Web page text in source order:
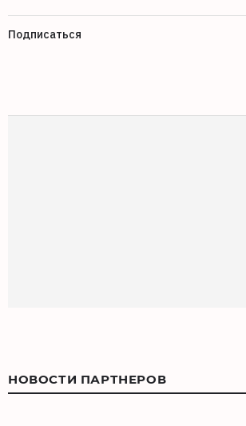
Подписаться
НОВОСТИ ПАРТНЕРОВ